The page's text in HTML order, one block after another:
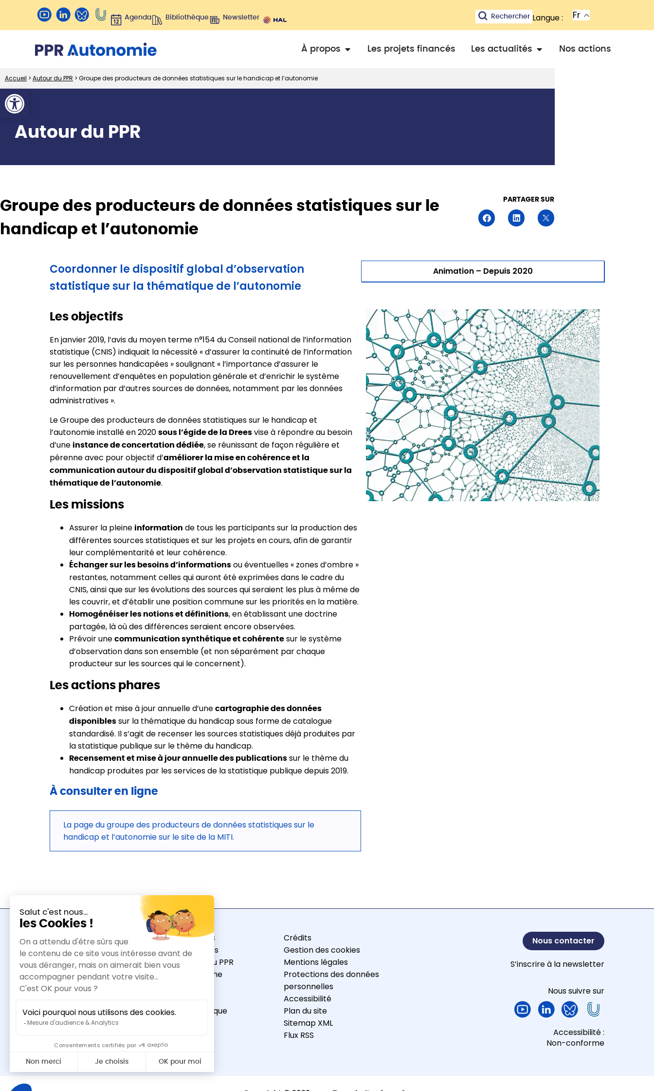
Ouvrir la barre d’outils
Agenda Bibliothèque Newsletter Rechercher Langue : Fr
À propos Les projets financés Les actualités Nos actions
Accueil > Autour du PPR > Groupe des producteurs de données statistiques sur le handicap et l’autonomie
Autour du PPR
Groupe des producteurs de données statistiques sur le
handicap et l’autonomie
PARTAGER SUR
Coordonner le dispositif global d’observation
statistique sur la thématique de l’autonomie
Animation – Depuis 2020
Les objectifs
En janvier 2019, l’avis du moyen terme n°154 du Conseil national de l’information
statistique (CNIS) indiquait la nécessité « d’assurer la continuité de l’information
sur les personnes handicapées » soulignant « l’importance d’assurer le
renouvellement d’enquêtes en population générale et d’enrichir le système
d’information par d’autres sources de données, notamment par les données
administratives ».
Le Groupe des producteurs de données statistiques sur le handicap et
l’autonomie installé en 2020 sous l’égide de la Drees vise à répondre au besoin
d’une instance de concertation dédiée, se réunissant de façon régulière et
pérenne avec pour objectif d’améliorer la mise en cohérence et la
communication autour du dispositif global d’observation statistique sur la
thématique de l’autonomie.
Les missions
Assurer la pleine information de tous les participants sur la production des
différentes sources statistiques et sur les projets en cours, afin de garantir
leur complémentarité et leur cohérence.
Échanger sur les besoins d’informations ou éventuelles « zones d’ombre »
restantes, notamment celles qui auront été exprimées dans le cadre du
CNIS, ainsi que sur les évolutions des sources qui seraient les plus à même de
les couvrir, et d’établir une position commune sur les priorités en la matière.
Homogénéiser les notions et définitions, en établissant une doctrine
partagée, là où des différences seraient encore observées.
Prévoir une communication synthétique et cohérente sur le système
d’observation dans son ensemble (et non séparément par chaque
producteur sur les sources qui le concernent).
Les actions phares
Création et mise à jour annuelle d’une cartographie des données
disponibles sur la thématique du handicap sous forme de catalogue
standardisé. Il s’agit de recenser les sources statistiques déjà produites par
la statistique publique sur le thème du handicap.
Recensement et mise à jour annuelle des publications sur le thème du
handicap produites par les services de la statistique publique depuis 2019.
À consulter en ligne
La page du groupe des producteurs de données statistiques sur le
handicap et l’autonomie sur le site de la MITI.
À propos
Actualités
Autour du PPR
Recherche
Bibliothèque
Crédits
Gestion des cookies
Mentions légales
Protections des données
personnelles
Accessibilité
Plan du site
Sitemap XML
Flux RSS
Nous contacter
S’inscrire à la newsletter
Nous suivre sur
Accessibilité :
Non-conforme